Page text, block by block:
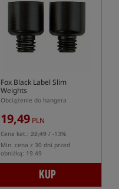
Fox Black Label Slim
Weights
Obciążenie do hangera
19,49 PLN
Cena kat.: 22,49 / -13%
Min. cena z 30 dni przed
obniżką: 19.49
KUP